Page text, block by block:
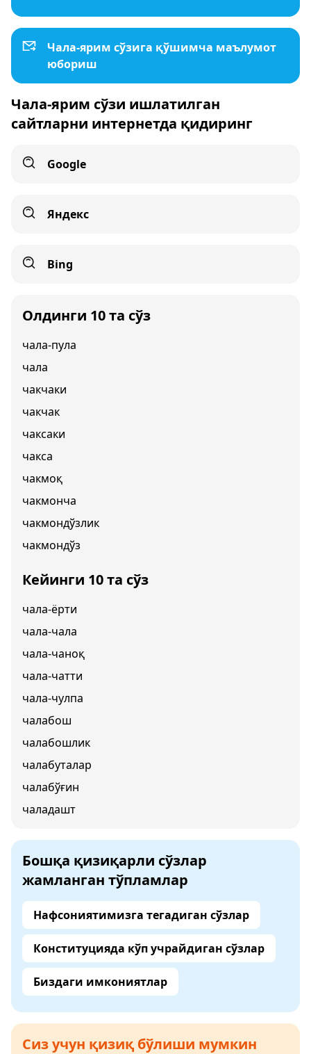
Чала-ярим сўзига қўшимча маълумот
юбориш
Чала-ярим сўзи ишлатилган
сайтларни интернетда қидиринг
Google
Яндекс
Bing
Олдинги 10 та сўз
чала-пула
чала
чакчаки
чакчак
чаксаки
чакса
чакмоқ
чакмонча
чакмондўзлик
чакмондўз
Кейинги 10 та сўз
чала-ёрти
чала-чала
чала-чаноқ
чала-чатти
чала-чулпа
чалабош
чалабошлик
чалабуталар
чалабўғин
чаладашт
Бошқа қизиқарли сўзлар
жамланган тўпламлар
Нафсониятимизга тегадиган сўзлар
Конституцияда кўп учрайдиган сўзлар
Биздаги имкониятлар
Сиз учун қизиқ бўлиши мумкин